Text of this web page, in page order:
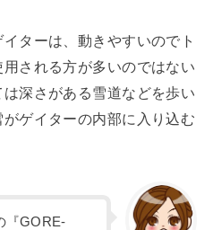
ターは、動きやすいのでト
される方が多いのではない
深さがある雪道などを歩い
ゲイターの内部に入り込む
『GORE-